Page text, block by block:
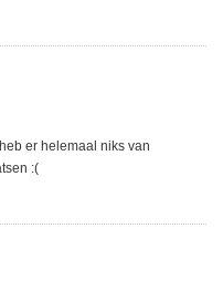
er helemaal niks van
:(